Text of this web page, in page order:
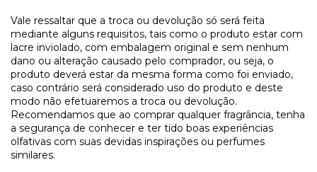
Vale ressaltar que a troca ou devolução só será feita
mediante alguns requisitos, tais como o produto estar com
lacre inviolado, com embalagem original e sem nenhum
dano ou alteração causado pelo comprador, ou seja, o
produto deverá estar da mesma forma como foi enviado,
caso contrário será considerado uso do produto e deste
modo não efetuaremos a troca ou devolução.
Recomendamos que ao comprar qualquer fragrância, tenha
a segurança de conhecer e ter tido boas experiências
olfativas com suas devidas inspirações ou perfumes
similares.